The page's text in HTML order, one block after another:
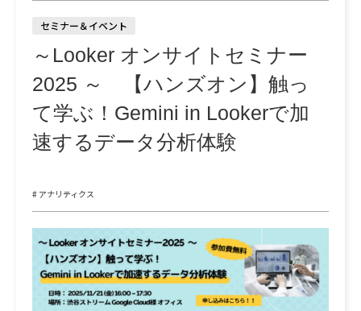
セミナー＆イベント
～Looker オンサイトセミナー
2025 ～ 【ハンズオン】触っ
て学ぶ！Gemini in Lookerで加
速するデータ分析体験
# アナリティクス